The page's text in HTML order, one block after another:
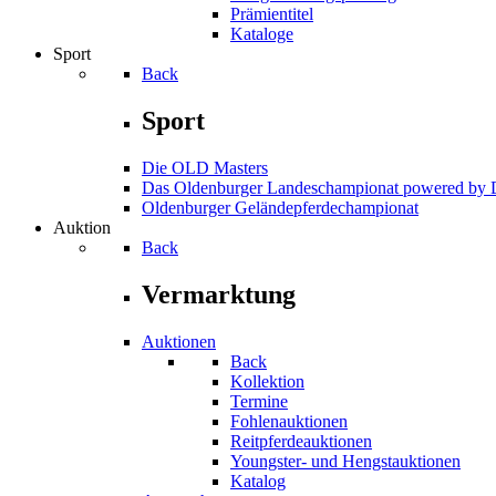
Prämientitel
Kataloge
Sport
Back
Sport
Die OLD Masters
Das Oldenburger Landeschampionat powered by
Oldenburger Geländepferde­championat
Auktion
Back
Vermarktung
Auktionen
Back
Kollektion
Termine
Fohlenauktionen
Reitpferdeauktionen
Youngster- und Hengstauktionen
Katalog